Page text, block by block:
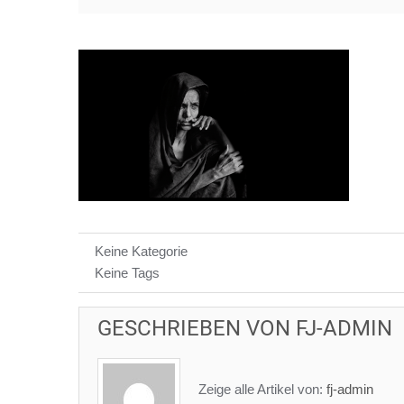
Keine Kategorie
Keine Tags
GESCHRIEBEN VON FJ-ADMIN
Zeige alle Artikel von: fj-admin